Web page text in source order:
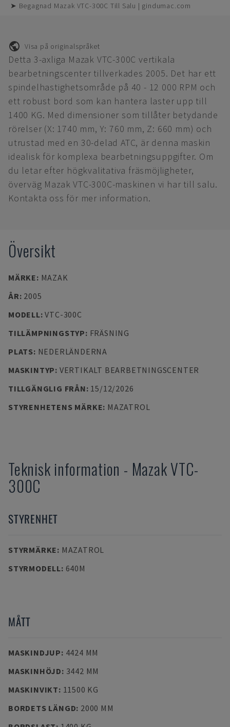
➤ Begagnad Mazak VTC-300C Till Salu | gindumac.com
Visa på originalspråket
Detta 3-axliga Mazak VTC-300C vertikala
bearbetningscenter tillverkades 2005. Det har ett
spindelhastighetsområde på 40 - 12 000 RPM och
ett robust bord som kan hantera laster upp till
1400 KG. Med dimensioner som tillåter betydande
rörelser (X: 1740 mm, Y: 760 mm, Z: 660 mm) och
utrustad med en 30-delad ATC, är denna maskin
idealisk för komplexa bearbetningsuppgifter. Om
du letar efter högkvalitativa fräsmöjligheter,
överväg Mazak VTC-300C-maskinen vi har till salu.
Kontakta oss för mer information.
Översikt
MÄRKE: MAZAK
ÅR: 2005
MODELL:VTC-300C
TILLÄMPNINGSTYP: FRÄSNING
PLATS: NEDERLÄNDERNA
MASKINTYP: VERTIKALT BEARBETNINGSCENTER
TILLGÄNGLIG FRÅN: 15/12/2026
STYRENHETENS MÄRKE: MAZATROL
Teknisk information - MazakVTC-
300C
STYRENHET
STYRMÄRKE: MAZATROL
STYRMODELL: 640M
MÅTT
MASKINDJUP: 4424 MM
MASKINHÖJD: 3442 MM
MASKINVIKT: 11500 KG
BORDETS LÄNGD: 2000 MM